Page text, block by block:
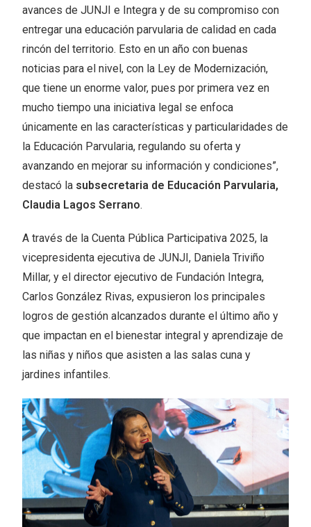
avances de JUNJI e Integra y de su compromiso con
entregar una educación parvularia de calidad en cada
rincón del territorio. Esto en un año con buenas
noticias para el nivel, con la Ley de Modernización,
que tiene un enorme valor, pues por primera vez en
mucho tiempo una iniciativa legal se enfoca
únicamente en las características y particularidades de
la Educación Parvularia, regulando su oferta y
avanzando en mejorar su información y condiciones”,
destacó la subsecretaria de Educación Parvularia,
Claudia Lagos Serrano.
A través de la Cuenta Pública Participativa 2025, la
vicepresidenta ejecutiva de JUNJI, Daniela Triviño
Millar, y el director ejecutivo de Fundación Integra,
Carlos González Rivas, expusieron los principales
logros de gestión alcanzados durante el último año y
que impactan en el bienestar integral y aprendizaje de
las niñas y niños que asisten a las salas cuna y
jardines infantiles.